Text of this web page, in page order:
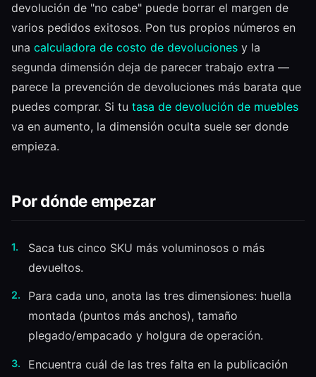
devolución de "no cabe" puede borrar el margen de
varios pedidos exitosos. Pon tus propios números en
una calculadora de costo de devoluciones y la
segunda dimensión deja de parecer trabajo extra —
parece la prevención de devoluciones más barata que
puedes comprar. Si tu tasa de devolución de muebles
va en aumento, la dimensión oculta suele ser donde
empieza.
Por dónde empezar
Saca tus cinco SKU más voluminosos o más
devueltos.
Para cada uno, anota las tres dimensiones: huella
montada (puntos más anchos), tamaño
plegado/empacado y holgura de operación.
Encuentra cuál de las tres falta en la publicación